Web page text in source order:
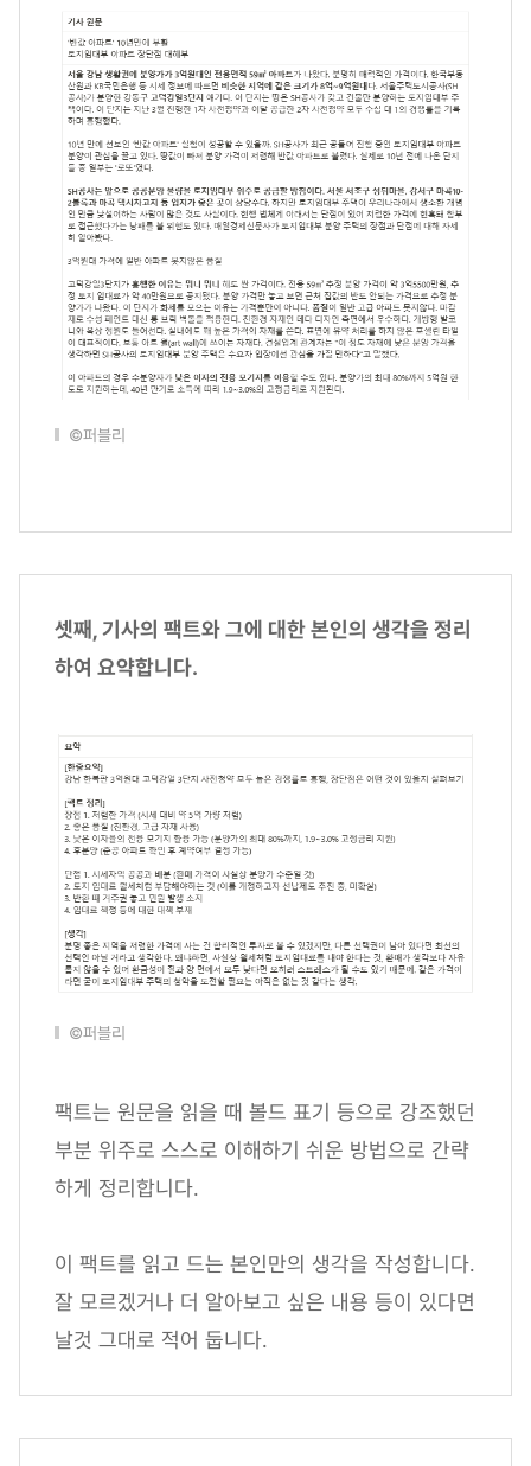
©퍼블리
셋째, 기사의 팩트와 그에 대한 본인의 생각을 정리
하여 요약합니다.
©퍼블리
팩트는 원문을 읽을 때 볼드 표기 등으로 강조했던
부분 위주로 스스로 이해하기 쉬운 방법으로 간략
하게 정리합니다.
이 팩트를 읽고 드는 본인만의 생각을 작성합니다.
잘 모르겠거나 더 알아보고 싶은 내용 등이 있다면
날것 그대로 적어 둡니다.